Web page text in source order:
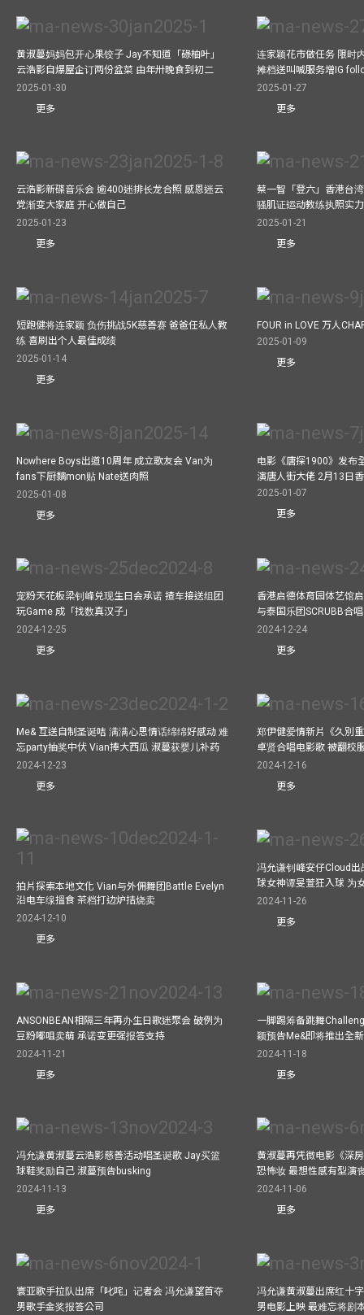
黄淑蔓妈妈包开心果饺子 Jay不知道「碌柚叶」
云浩影自爆屋企订两份盆菜 由年卅晚食到初二
2025-01-30
更多
连家颖花市做任务 限时
摊档送叫喊服务增IG
2025-01-27
更多
云浩影新碟音乐会 逾400迷排长龙合照 感恩迷云
党渐变大家庭 开心做自己
2025-01-23
更多
蔡一智「登六」香港台
骚肌证运动教练执照实
2025-01-21
更多
短跑健将连家颖 负伤挑战5K慈善赛 爸爸任私人教
练 喜刷出个人最佳成绩
2025-01-14
更多
FOUR in LOVE 万人
2025-01-09
更多
Nowhere Boys出道10周年 成立歌友会 Van为
fans下厨黐mon贴 Nate送肉照
2025-01-08
更多
电影《唐探1900》发布
演唐人街大佬 2月13日
2025-01-07
更多
宠粉天花板梁钊峰兑现生日会承诺 揸车接送组团
玩Game 成「找数真汉子」
2024-12-25
更多
香港启德体育园体艺馆
与泰国乐团SCRUBB合
2024-12-24
更多
Me& 互送自制圣诞咭 满满心思情话绵绵好感动 难
忘party抽奖中伏 Vian捧大西瓜 淑蔓获婴儿补药
2024-12-23
更多
郑伊健爱情新片《久別
卓贤合唱电影歌 被翻校
2024-12-16
更多
拍片探索本地文化 Vian与外佣舞团Battle Evelyn
沿电车缐搵食 茶档打边炉拮烧卖
2024-12-10
更多
冯允谦钊峰安仔Cloud
球女神谭旻萱狂入球 为
2024-11-26
更多
ANSONBEAN相隔三年再办生日歌迷聚会 破例为
豆粉嘟咀卖萌 承诺变更强报答支持
2024-11-21
更多
一脚踢筹备跳舞
颖预告Me&即将推出全
2024-11-18
更多
冯允谦黄淑蔓云浩影慈善活动唱圣诞歌 Jay买篮
球鞋奖励自己 淑蔓预告busking
2024-11-13
更多
黄淑蔓再凭微电影《深
恐怖妆 最想性感有型演
2024-11-06
更多
寰亚歌手拉队出席「叱咤」记者会 冯允谦望首夺
男歌手金奖报答公司
冯允谦黄淑蔓出席红十
男电影上映 最难忘将剧